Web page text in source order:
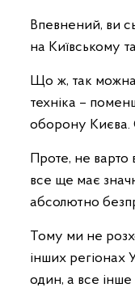
Впевнений, ви
на Київському
Що ж, так можна
техніка –
оборону Києва.
Проте, не варто
все ще має
абсолютно
Тому ми не
інших регіонах
один, а все інше